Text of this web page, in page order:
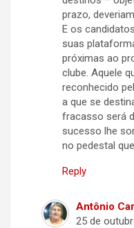
prazo,
E os
suas
próximas ao
clube. Aquele
reconhecido
a que se
fracasso será
sucesso lhe
no pedestal
Reply
Antônio
25 de